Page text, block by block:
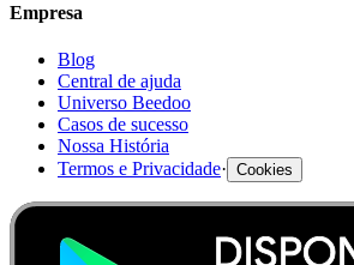
Empresa
Blog
Central de ajuda
Universo Beedoo
Casos de sucesso
Nossa História
Termos e Privacidade· Cookies